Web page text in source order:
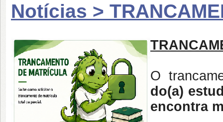
Notícias >
TR
O
do(a)
encontra